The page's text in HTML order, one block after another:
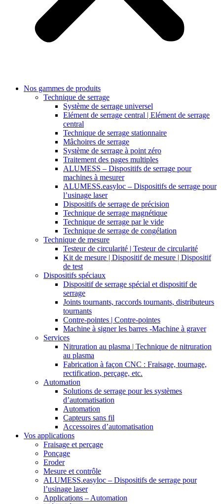
Nos gammes de produits
Technique de serrage
Système de serrage universel
Elément de serrage central | Elément de serrage
central
Technique de serrage stationnaire
Mâchoires de serrage
Système de serrage à point zéro
Traitement des pages multiples
ALUMESS – Dispositifs de serrage pour
machines à mesurer
ALUMESS.easyloc – Dispositifs de serrage pour
l’usinage laser
Dispositifs de serrage de précision
Technique de serrage magnétique
Technique de serrage par le vide
Technique de serrage de congélation
Technique de mesure
Testeur de circularité | Testeur de circularité
Kit de mesure | Dispositif de mesure | Dispositif
de test
Dispositifs spéciaux
Dispositif de serrage spécial et dispositif de
serrage
Joints tournants, raccords tournants, distributeurs
tournants
Contre-pointes | Contre-pointes
Machine à signer les barres -Machine à graver
Services
Nitruration au plasma | Technique de nitruration
au plasma
Fabrication à façon CNC : Fraisage, tournage,
rectification, perçage, etc.
Automation
Solutions de serrage pour les systèmes
d’automatisation
Automation
Capteurs sans fil
Accessoires d’automatisation
Vos applications
Fraisage et perçage
Ponçage
Eroder
Mesure et contrôle
ALUMESS.easyloc – Dispositifs de serrage pour
l’usinage laser
Applications – Automation